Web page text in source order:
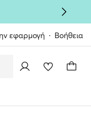
εφαρμογή Βοήθεια